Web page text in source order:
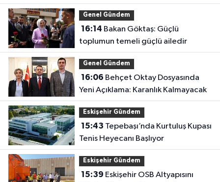
Kamerada
Genel Gündem
16:14
toplumun temeli güçlü ailedir
Genel Gündem
16:06
Yeni Açıklama: Karanlık Kalmayacak
Eskişehir Gündem
15:43
Tenis Heyecanı Başlıyor
Eskişehir Gündem
15:39